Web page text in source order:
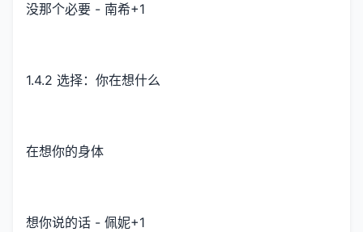
没那个必要 - 南希+1
1.4.2 选择：你在想什么
在想你的身体
想你说的话 - 佩妮+1